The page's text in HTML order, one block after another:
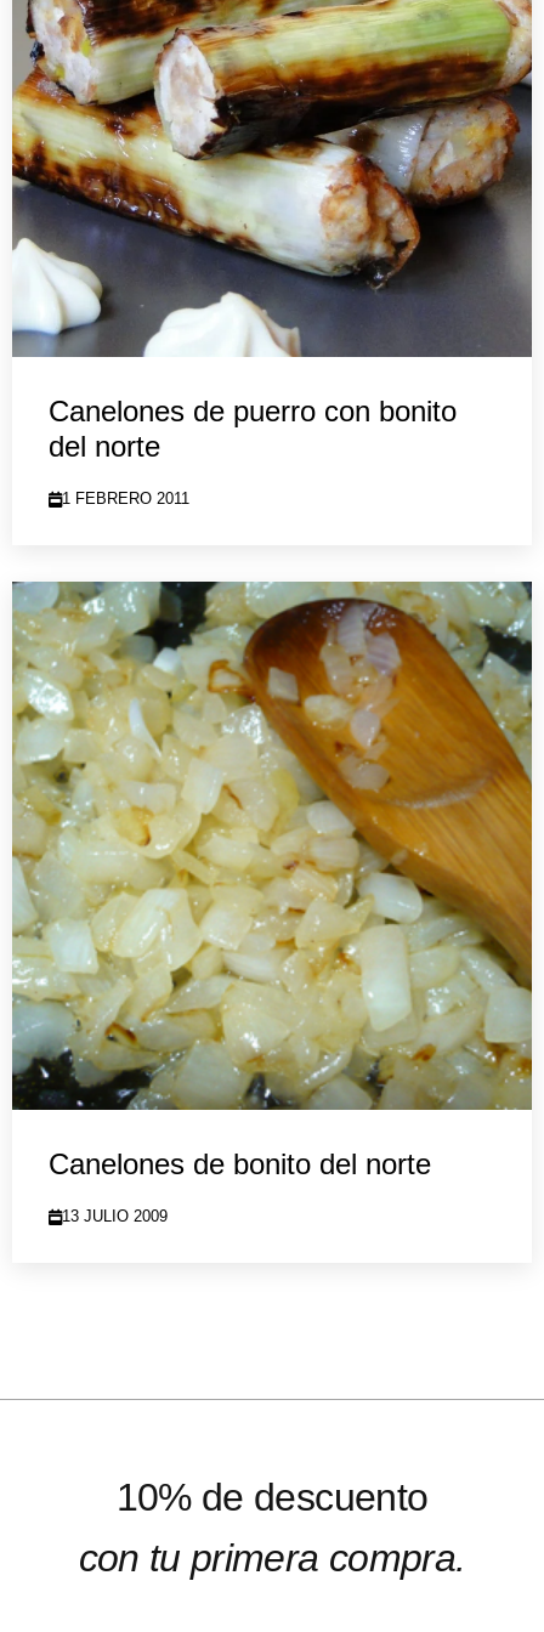
Canelones de puerro con bonito
del norte
1 FEBRERO 2011
Canelones de bonito del norte
13 JULIO 2009
10% de descuento
con tu primera compra.